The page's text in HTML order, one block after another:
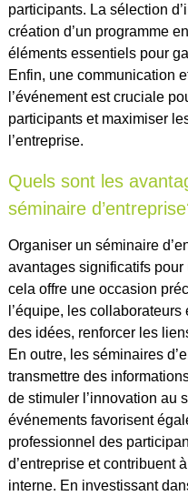
participants. La sélection
création d’un programme
éléments essentiels pour
Enfin, une communication
l’événement est cruciale
participants et maximiser
l’entreprise.
Quels sont les
séminaire
Organiser un séminaire
avantages significatifs pour
cela offre une occasion
l’équipe, les
des idées, renforcer les
En outre, les séminaires
transmettre des
de stimuler l’innovation au
événements favorisent
professionnel des
d’entreprise et contribuent
interne. En investissant